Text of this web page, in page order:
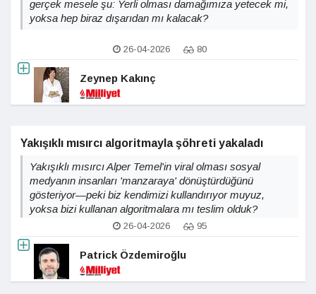
gerçek mesele şu: Yerli olması damağımıza yetecek mi,
yoksa hep biraz dışarıdan mı kalacak?
26-04-2026 80
Zeynep Kakınç
Yakışıklı mısırcı algoritmayla şöhreti yakaladı
Yakışıklı mısırcı Alper Temel'in viral olması sosyal
medyanın insanları 'manzaraya' dönüştürdüğünü
gösteriyor—peki biz kendimizi kullandırıyor muyuz,
yoksa bizi kullanan algoritmalara mı teslim olduk?
26-04-2026 95
Patrick Özdemiroğlu